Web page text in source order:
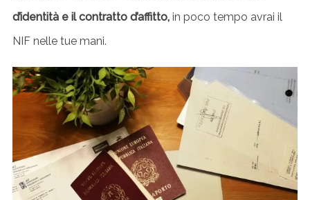
d’identità e il contratto d’affitto,in poco tempo avrai il
NIF nelle tue mani.